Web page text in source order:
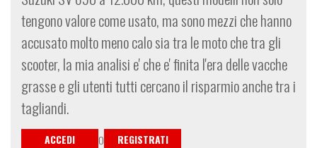
tengono valore come usato, ma sono mezzi che hanno
accusato molto meno calo sia tra le moto che tra gli
scooter, la mia analisi e' che e' finita l'era delle vacche
grasse e gli utenti tutti cercano il risparmio anche tra i
tagliandi.
ACCEDI O
REGISTRATI